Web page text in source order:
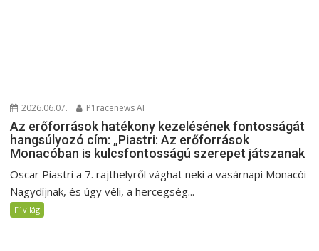
2026.06.07. P1racenews AI
Az erőforrások hatékony kezelésének fontosságát
hangsúlyozó cím: „Piastri: Az erőforrások
Monacóban is kulcsfontosságú szerepet játszanak
Oscar Piastri a 7. rajthelyről vághat neki a vasárnapi Monacói
Nagydíjnak, és úgy véli, a hercegség...
F1világ